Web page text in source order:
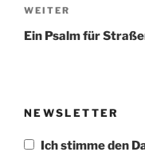
Nächster
Beitrag
WEITER
Ein Psalm für
NEWSLETTER
Ich stimme den